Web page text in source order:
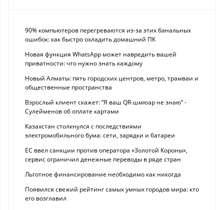
90% компьютеров перегреваются из-за этих банальных
ошибок: как быстро охладить домашний ПК
Новая функция WhatsApp может навредить вашей
приватности: что нужно знать каждому
Новый Алматы: пять городских центров, метро, трамваи и
общественные пространства
Взрослый клиент скажет: “Я ваш QR-шмюар не знаю“ -
Сулейменов об оплате картами
Казахстан столкнулся с последствиями
электромобильного бума: сети, зарядки и батареи
ЕС ввел санкции против оператора «Золотой Короны»,
сервис ограничил денежные переводы в ряде стран
Льготное финансирование необходимо как никогда
Появился свежий рейтинг самых умных городов мира: кто
его возглавил